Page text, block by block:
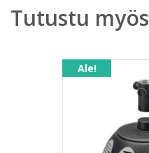
Tutustu myös
Ale!